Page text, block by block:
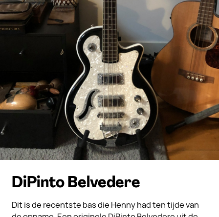
DiPinto Belvedere
Dit is de recentste bas die Henny had ten tijde van